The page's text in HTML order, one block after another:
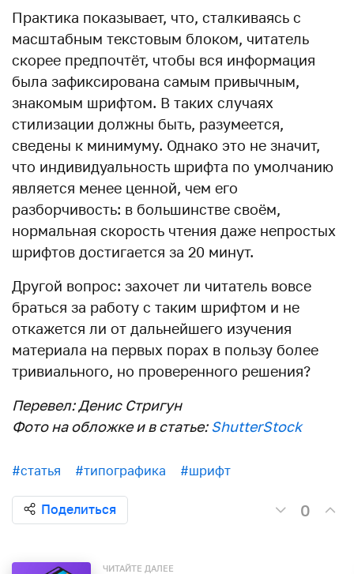
Практика показывает, что, сталкиваясь с
масштабным текстовым блоком, читатель
скорее предпочтёт, чтобы вся информация
была зафиксирована самым привычным,
знакомым шрифтом. В таких случаях
стилизации должны быть, разумеется,
сведены к минимуму. Однако это не значит,
что индивидуальность шрифта по умолчанию
является менее ценной, чем его
разборчивость: в большинстве своём,
нормальная скорость чтения даже непростых
шрифтов достигается за 20 минут.
Другой вопрос: захочет ли читатель вовсе
браться за работу с таким шрифтом и не
откажется ли от дальнейшего изучения
материала на первых порах в пользу более
тривиального, но проверенного решения?
Перевел: Денис Стригун
Фото на обложке и в статье:ShutterStock
#статья #типографика #шрифт
Поделиться 0
ЧИТАЙТЕ ДАЛЕЕ